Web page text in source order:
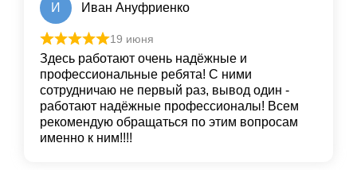
И Иван Ануфриенко
19 июня
Здесь работают очень надёжные и
профессиональные ребята! С ними
сотрудничаю не первый раз, вывод один -
работают надёжные профессионалы! Всем
рекомендую обращаться по этим вопросам
именно к ним!!!!